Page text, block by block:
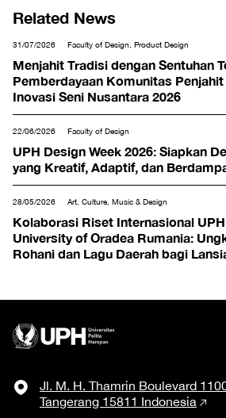
Related News
31/07/2026 Faculty of Design, Product Design
Menjahit Tradisi dengan Sentuhan
Pemberdayaan Komunitas
Inovasi Seni Nusantara 2026
22/06/2026 Faculty of Design
UPH Design Week 2026: Siapkan
yang Kreatif, Adaptif, dan
28/05/2026 Art, Culture, Music & Design
Kolaborasi Riset Internasional
University of Oradea Rumania:
Rohani dan Lagu Daerah bagi
Jl. M. H. Thamrin Boulevard
Tangerang 15811 Indonesia